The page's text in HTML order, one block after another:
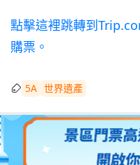
點擊這裡跳轉到
購票。
5A 世界遺產